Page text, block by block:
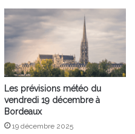
Les prévisions météo du
vendredi 19 décembre à
Bordeaux
19 décembre 2025